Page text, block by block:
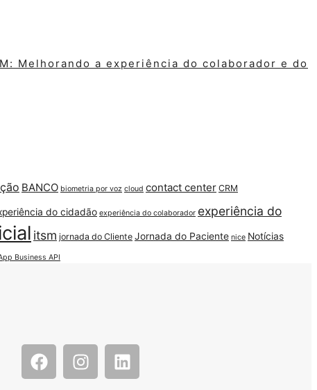
Melhorando a experiência do colaborador e do
BANCO biometria por voz cloud contact center CRM
do cidadão experiência do colaborador experiência do
itsm jornada do Cliente Jornada do Paciente nice Notícias
Business API